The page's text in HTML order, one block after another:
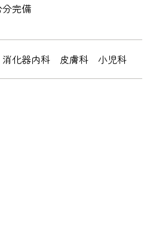
分完備
化器内科 皮膚科 小児科